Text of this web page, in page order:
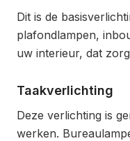
Dit is de
plafondlampen,
uw interieur, dat
Taakverlichting
Deze verlichting is
werken.